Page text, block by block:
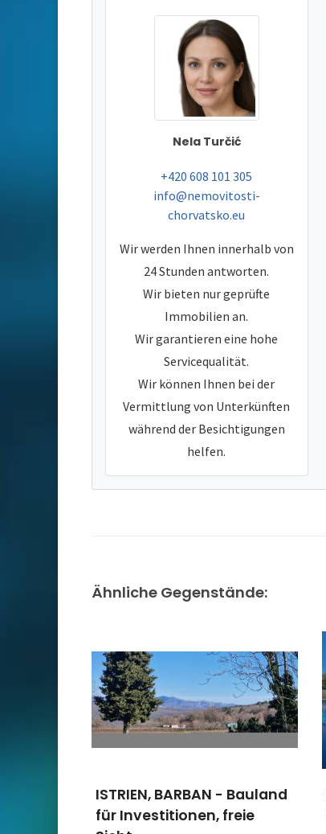
Nela Turčić
tel:
+420 608 101 305
e-mail:
info@nemovitosti-
chorvatsko.eu
Wir werden Ihnen innerhalb von
24 Stunden antworten.
Wir bieten nur geprüfte
Immobilien an.
Wir garantieren eine hohe
Servicequalität.
Wir können Ihnen bei der
Vermittlung von Unterkünften
während der Besichtigungen
helfen.
Ähnliche Gegenstände:
ISTRIEN, BARBAN - Bauland
für Investitionen, freie